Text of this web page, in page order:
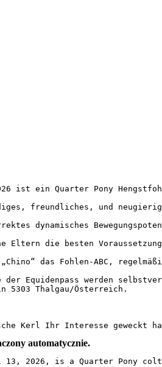
ist ein Quarter Pony
freundliches, und
dynamisches
Eltern die besten
das Fohlen-ABC,
der Equidenpass werden
5303 Thalgau/Österreich.
Kerl Ihr Interesse geweckt
automatycznie.
13, 2026, is a Quarter Pony